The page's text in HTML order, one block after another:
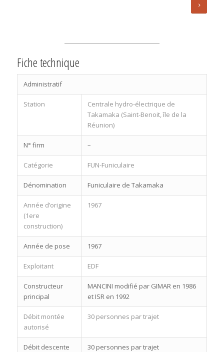
Fiche technique
Administratif
Station
Centrale hydro-électrique de
Takamaka (Saint-Benoit, île de la
Réunion)
N° firm –
Catégorie FUN-Funiculaire
Dénomination Funiculaire de Takamaka
Année d’origine
(1ere
construction)
1967
Année de pose 1967
Exploitant EDF
Constructeur
principal
MANCINI modifié par GIMAR en 1986
et ISR en 1992
Débit montée
autorisé
30 personnes par trajet
Débit descente
30 personnes par trajet